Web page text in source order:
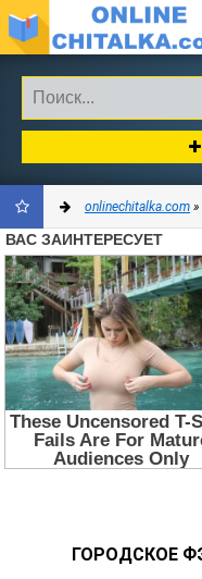
ДОБАВИТЬ
В
ЗАКЛАДКИ
onlinechitalka.com »
ГОРОДСКОЕ